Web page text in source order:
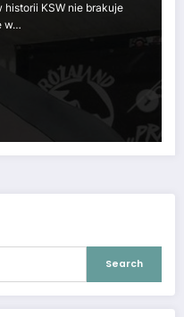
KSW nie brakuje
w…
Search